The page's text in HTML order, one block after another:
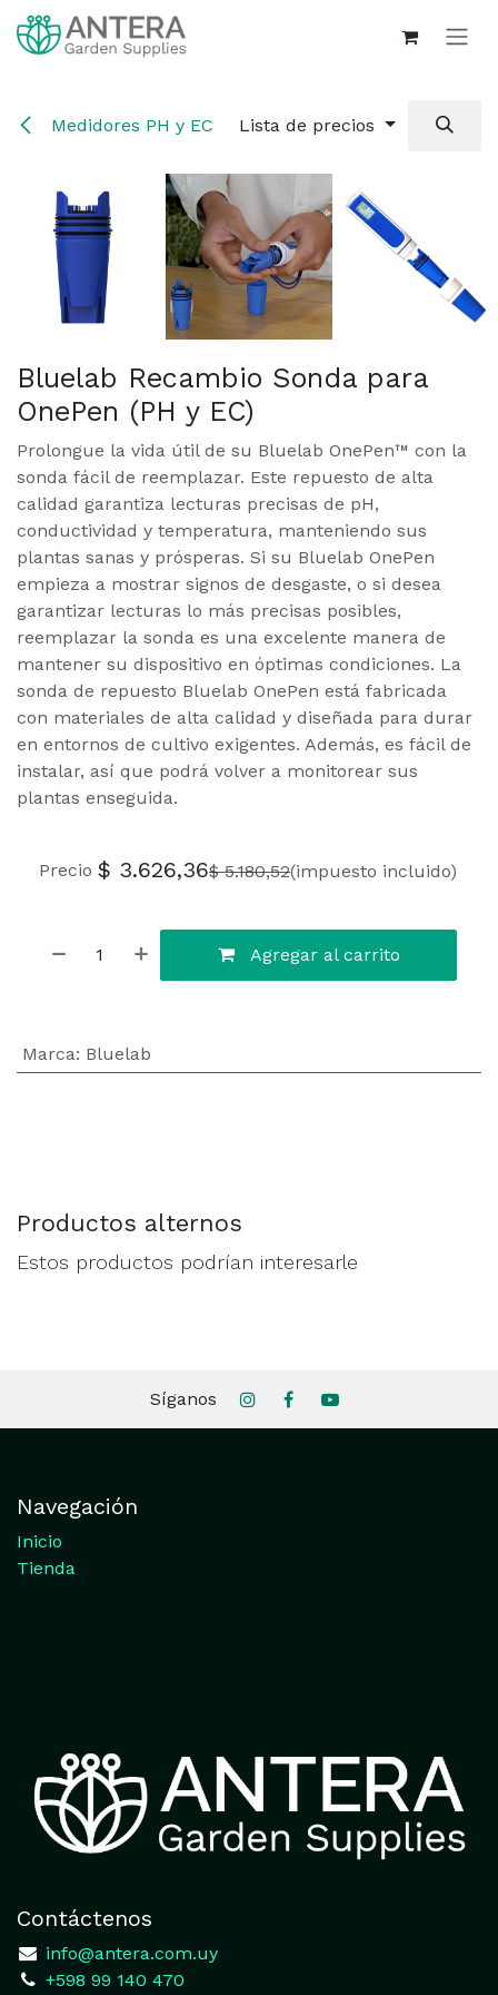
Ir al contenido
Medidores PH y EC Lista de precios
Bluelab Recambio Sonda para
OnePen (PH y EC)
Prolongue la vida útil de su Bluelab OnePen™ con la
sonda fácil de reemplazar. Este repuesto de alta
calidad garantiza lecturas precisas de pH,
conductividad y temperatura, manteniendo sus
plantas sanas y prósperas. Si su Bluelab OnePen
empieza a mostrar signos de desgaste, o si desea
garantizar lecturas lo más precisas posibles,
reemplazar la sonda es una excelente manera de
mantener su dispositivo en óptimas condiciones. La
sonda de repuesto Bluelab OnePen está fabricada
con materiales de alta calidad y diseñada para durar
en entornos de cultivo exigentes. Además, es fácil de
instalar, así que podrá volver a monitorear sus
plantas enseguida.
Agregar al carrito
Precio $ 3.626,36$5.180,52(impuesto incluido)
Marca: Bluelab
Productos alternos
Estos productos podrían interesarle
Síganos
Navegación
Inicio
Tienda
Contáctenos
info@antera.com.uy
+598 99 140 470